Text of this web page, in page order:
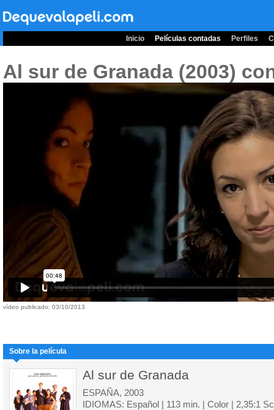
Inicio Películas contadas Perfiles
Al sur de Granada (2003)
vídeo publicado: 03/10/2013
Sobre la película
Al sur de Granada
ESPAÑA, 2003
IDIOMAS: Español | 113 min. | Color | 2,35:1